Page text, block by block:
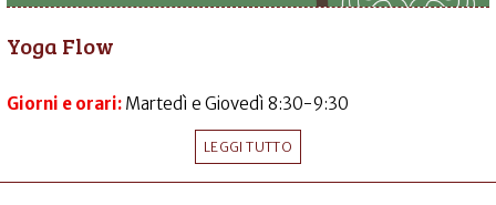
Yoga Flow
Giorni e orari: Martedì e Giovedì 8:30-9:30
LEGGI TUTTO